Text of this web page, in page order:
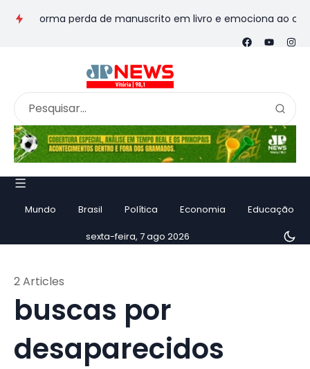
perda de manuscrito em livro e emociona ao contar
Mundo Brasil Política Economia Educação
sexta-feira, 7 ago 2026
buscas por
desaparecidos
2 Articles